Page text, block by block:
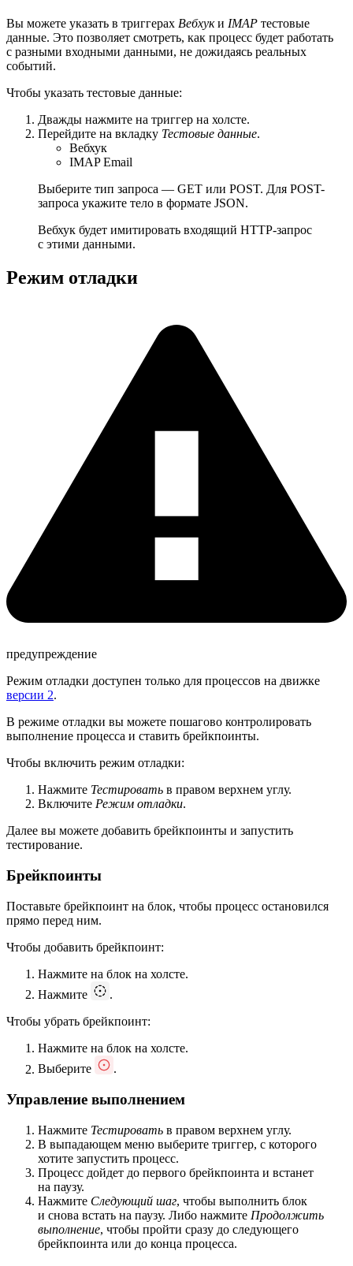
Вы можете указать в триггерах Вебхуки IMAP тестовые
данные. Это позволяет смотреть, как процесс будет работать
с разными входными данными, не дожидаясь реальных
событий.
Чтобы указать тестовые данные:
Дважды нажмите на триггер на холсте.
Перейдите на вкладку Тестовые данные.
Вебхук
IMAP Email
Выберите тип запроса — GET или POST. Для POST-
запроса укажите тело в формате JSON.
Вебхук будет имитировать входящий HTTP-запрос
с этими данными.
Режим отладки
предупреждение
Режим отладки доступен только для процессов на движке
версии 2.
В режиме отладки вы можете пошагово контролировать
выполнение процесса и ставить брейкпоинты.
Чтобы включить режим отладки:
Нажмите Тестировать в правом верхнем углу.
Включите Режим отладки.
Далее вы можете добавить брейкпоинты и запустить
тестирование.
Брейкпоинты
Поставьте брейкпоинт на блок, чтобы процесс остановился
прямо перед ним.
Чтобы добавить брейкпоинт:
Нажмите на блок на холсте.
Нажмите
.
Чтобы убрать брейкпоинт:
Нажмите на блок на холсте.
Выберите
.
Управление выполнением
Нажмите Тестировать в правом верхнем углу.
В выпадающем меню выберите триггер, с которого
хотите запустить процесс.
Процесс дойдет до первого брейкпоинта и встанет
на паузу.
Нажмите Следующий шаг, чтобы выполнить блок
и снова встать на паузу. Либо нажмите Продолжить
выполнение, чтобы пройти сразу до следующего
брейкпоинта или до конца процесса.